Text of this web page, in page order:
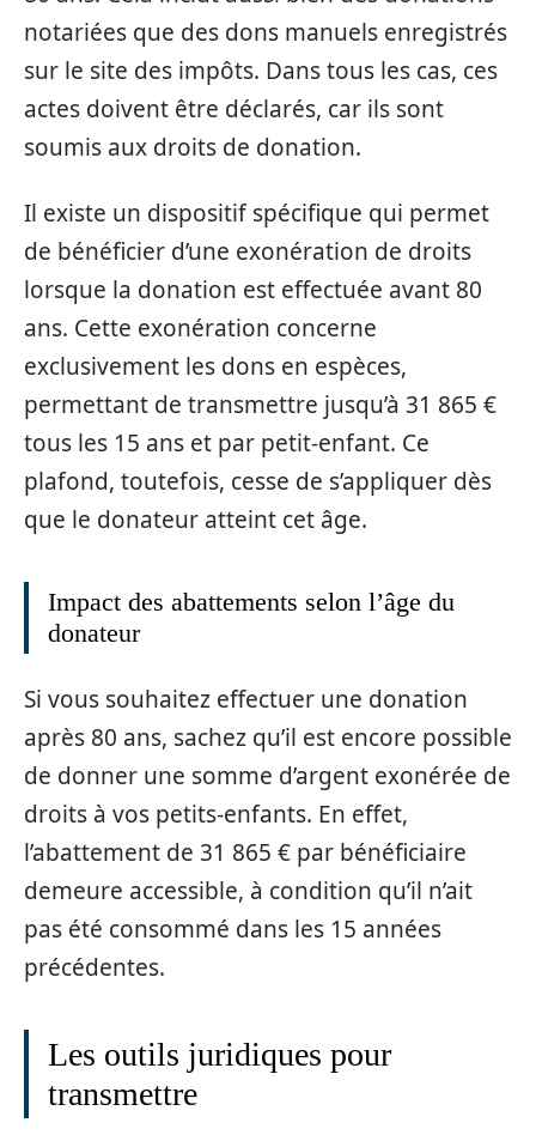
notariées que des dons manuels enregistrés
sur le site des impôts. Dans tous les cas, ces
actes doivent être déclarés, car ils sont
soumis aux droits de donation.
Il existe un dispositif spécifique qui permet
de bénéficier d’une exonération de droits
lorsque la donation est effectuée avant 80
ans. Cette exonération concerne
exclusivement les dons en espèces,
permettant de transmettre jusqu’à 31 865 €
tous les 15 ans et par petit-enfant. Ce
plafond, toutefois, cesse de s’appliquer dès
que le donateur atteint cet âge.
Impact des abattements selon l’âge du
donateur
Si vous souhaitez effectuer une donation
après 80 ans, sachez qu’il est encore possible
de donner une somme d’argent exonérée de
droits à vos petits-enfants. En effet,
l’abattement de 31 865 € par bénéficiaire
demeure accessible, à condition qu’il n’ait
pas été consommé dans les 15 années
précédentes.
Les outils juridiques pour
transmettre